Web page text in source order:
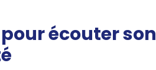
écouter son